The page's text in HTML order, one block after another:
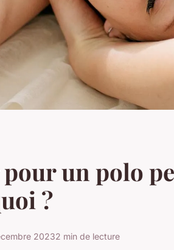
un polo
?
20232 min de lecture